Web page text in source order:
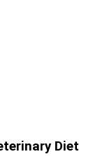
Diet